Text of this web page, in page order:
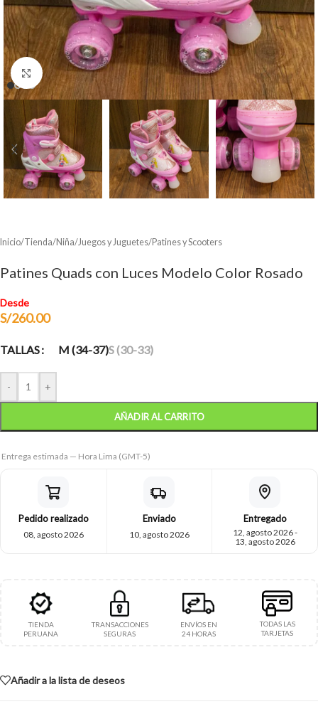
Clic para ampliar
Inicio/Tienda/Niña/Juegos y Juguetes/Patines y Scooters
Patines Quads con Luces Modelo Color Rosado
Desde
S/260.00
TALLAS M (34-37)S (30-33)
- +
AÑADIR AL CARRITO
Entrega estimada — Hora Lima (GMT-5)
Pedido realizado
08, agosto 2026
Enviado
10, agosto 2026
Entregado
12, agosto 2026 -
13, agosto 2026
TIENDA
PERUANA
TRANSACCIONES
SEGURAS
ENVÍOS EN
24 HORAS
TODAS LAS
TARJETAS
Añadir a la lista de deseos